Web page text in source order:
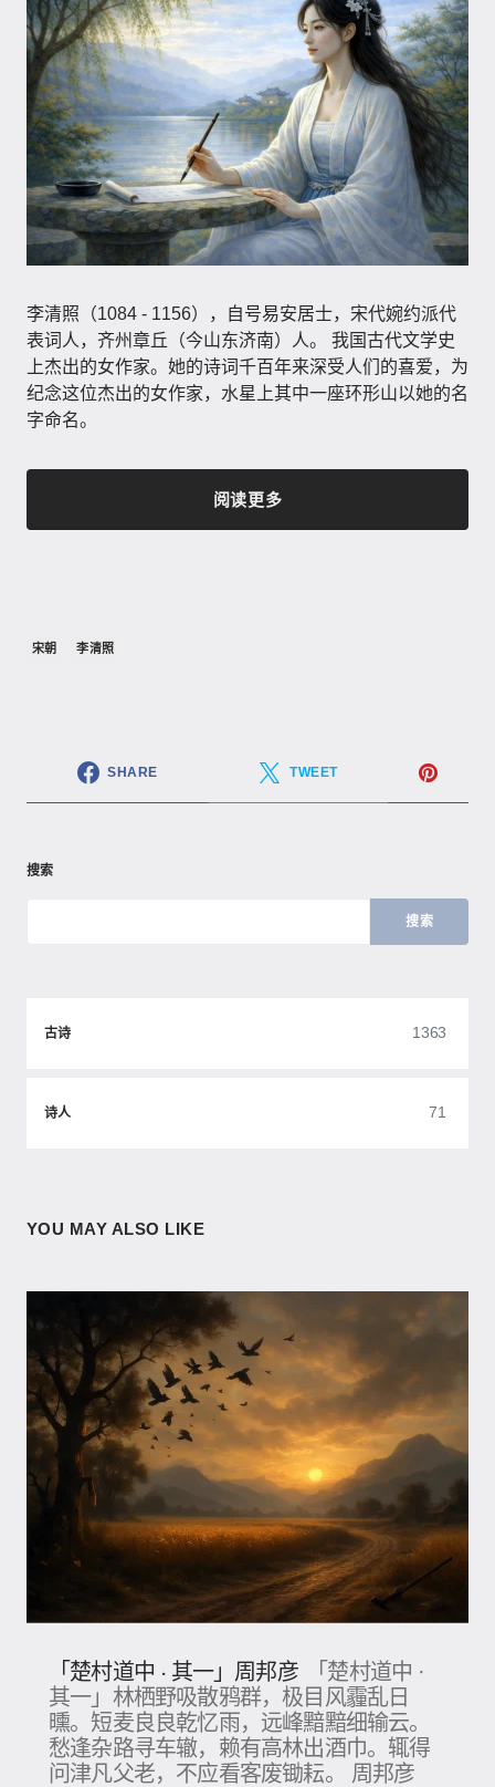
李清照（1084 - 1156）​，自号易安居士，宋代婉约派代
表词人，齐州章丘（今山东济南）人。 我国古代文学史
上杰出的女作家。她的诗词千百年来深受人们的喜爱，为
纪念这位杰出的女作家，水星上其中一座环形山以她的名
字命名。
阅读更多
宋朝 李清照
SHARE TWEET
搜索
搜索
古诗 1363
诗人 71
YOU MAY ALSO LIKE
「楚村道中 · 其一」周邦彦
「楚村道中 ·
其一」林栖野吸散鸦群，极目风霾乱日
曛。短麦良良乾忆雨，远峰黯黯细输云。
愁逢杂路寻车辙，赖有高林出酒巾。辄得
问津凡父老，不应看客废锄耘。 周邦彦